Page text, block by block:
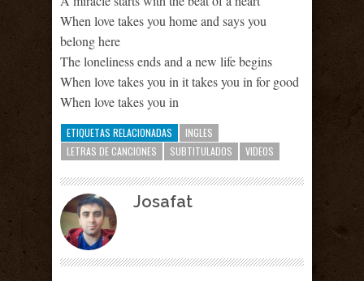
When love takes you home and says you
belong here
The loneliness ends and a new life begins
When love takes you in it takes you in for good
When love takes you in
ETIQUETAS RELACIONADAS
INGLES
LETRAS DE CANCIONES
SUBTITULADOS VIDEOS
Josafat